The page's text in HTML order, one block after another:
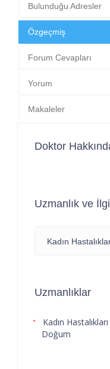
Bulunduğu Adresler
Özgeçmiş
Forum Cevapları
Yorum
Makaleler
Doktor
Uzmanlık ve
Kadın
Uzmanlıklar
Kadın
Doğum